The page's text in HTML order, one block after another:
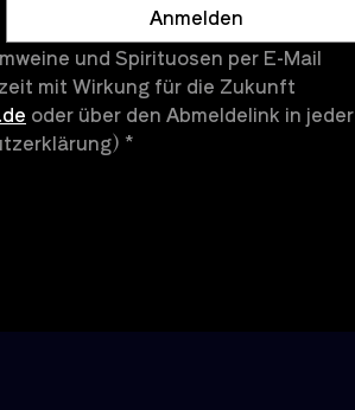
Anmelden
und Spirituosen per E-Mail
mit Wirkung für die Zukunft
oder über den Abmeldelink in jeder
*